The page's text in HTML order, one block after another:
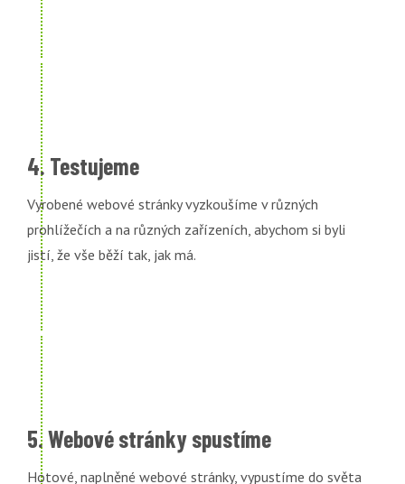
4. Testujeme
Vyrobené webové stránky vyzkoušíme v různých
prohlížečích a na různých zařízeních, abychom si byli
jistí, že vše běží tak, jak má.
5. Webové stránky spustíme
Hotové, naplněné webové stránky, vypustíme do světa